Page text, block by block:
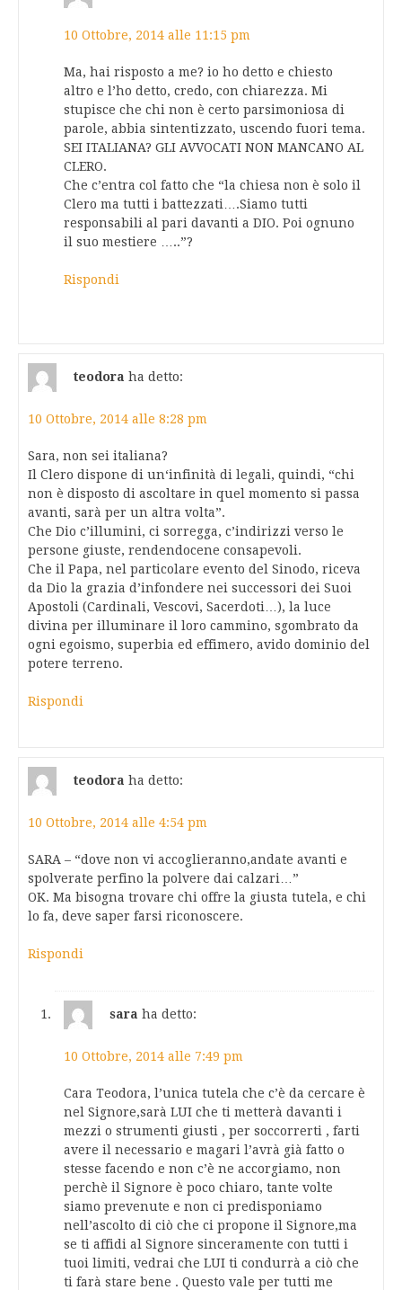
10 Ottobre, 2014 alle 11:15 pm
Ma, hai risposto a me? io ho detto e chiesto
altro e l’ho detto, credo, con chiarezza. Mi
stupisce che chi non è certo parsimoniosa di
parole, abbia sintentizzato, uscendo fuori tema.
SEI ITALIANA? GLI AVVOCATI NON MANCANO AL
CLERO.
Che c’entra col fatto che “la chiesa non è solo il
Clero ma tutti i battezzati….Siamo tutti
responsabili al pari davanti a DIO. Poi ognuno
il suo mestiere …..”?
Rispondi
teodora ha detto:
10 Ottobre, 2014 alle 8:28 pm
Sara, non sei italiana?
Il Clero dispone di un‘infinità di legali, quindi, “chi
non è disposto di ascoltare in quel momento si passa
avanti, sarà per un altra volta”.
Che Dio c’illumini, ci sorregga, c’indirizzi verso le
persone giuste, rendendocene consapevoli.
Che il Papa, nel particolare evento del Sinodo, riceva
da Dio la grazia d’infondere nei successori dei Suoi
Apostoli (Cardinali, Vescovi, Sacerdoti…), la luce
divina per illuminare il loro cammino, sgombrato da
ogni egoismo, superbia ed effimero, avido dominio del
potere terreno.
Rispondi
teodora ha detto:
10 Ottobre, 2014 alle 4:54 pm
SARA – “dove non vi accoglieranno,andate avanti e
spolverate perfino la polvere dai calzari…”
OK. Ma bisogna trovare chi offre la giusta tutela, e chi
lo fa, deve saper farsi riconoscere.
Rispondi
sara ha detto:
10 Ottobre, 2014 alle 7:49 pm
Cara Teodora, l’unica tutela che c’è da cercare è
nel Signore,sarà LUI che ti metterà davanti i
mezzi o strumenti giusti , per soccorrerti , farti
avere il necessario e magari l’avrà già fatto o
stesse facendo e non c’è ne accorgiamo, non
perchè il Signore è poco chiaro, tante volte
siamo prevenute e non ci predisponiamo
nell’ascolto di ciò che ci propone il Signore,ma
se ti affidi al Signore sinceramente con tutti i
tuoi limiti, vedrai che LUI ti condurrà a ciò che
ti farà stare bene . Questo vale per tutti me